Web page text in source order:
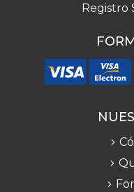
Registro